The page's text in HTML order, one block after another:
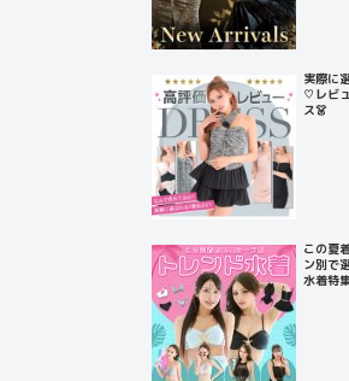
実際に
♡レビ
ス👗
この夏
ン別で
水着特